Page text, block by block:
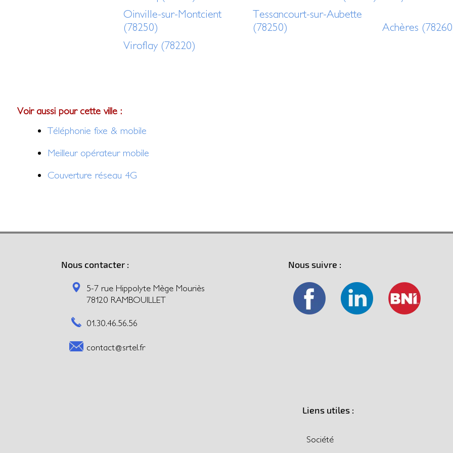
Oinville-sur-Montcient
(78250)
Tessancourt-sur-Aubette
(78250)
Achères
Viroflay (78220)
Voir aussi pour cette ville :
Téléphonie fixe & mobile
Meilleur opérateur mobile
Couverture réseau 4G
Nous contacter :
5-7 rue Hippolyte Mège Mouriès
78120 RAMBOUILLET
01.30.46.56.56
contact@srtel.fr
Nous suivre :
Liens utiles :
Société